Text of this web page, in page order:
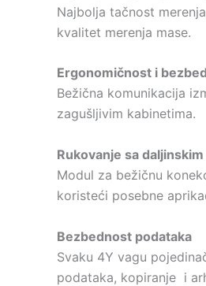
Najbolja tačnost
kvalitet merenja mase.
Ergonomičnost i
Bežična komunikacija
zagušljivim kabinetima.
Rukovanje sa
Modul za bežičnu
koristeći posebne
Bezbednost podataka
Svaku 4Y vagu
podataka, kopiranje i